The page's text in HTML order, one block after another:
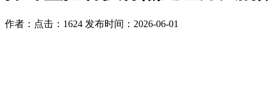
作者： 点击：1624 发布时间：2026-06-01